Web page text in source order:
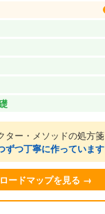
ター・メソッドの処方箋
ずつ丁寧に作っています
ロードマップを見る →